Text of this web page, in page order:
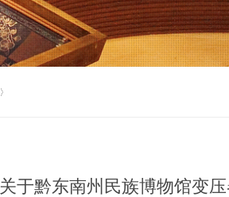
关于黔东南州民族博物馆变